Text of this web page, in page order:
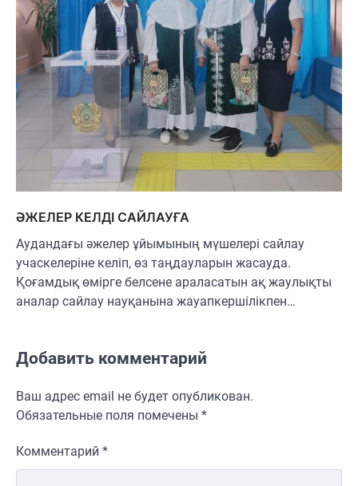
ӘЖЕЛЕР КЕЛДІ САЙЛАУҒА
Аудандағы әжелер ұйымының мүшелері сайлау
учаскелеріне келіп, өз таңдауларын жасауда.
Қоғамдық өмірге белсене араласатын ақ жаулықты
аналар сайлау науқанына жауапкершілікпен…
Добавить комментарий
Ваш адрес email не будет опубликован.
Обязательные поля помечены *
Комментарий *